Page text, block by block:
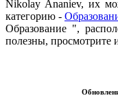
Nikolay Ananiev, их
категорию -
Образование ",
полезны, просмотрите